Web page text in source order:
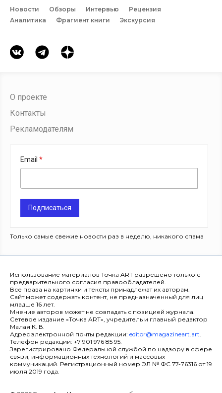
Новости Обзоры Интервью
Рецензия
Аналитика
Фрагмент книги Экскурсия
О проекте
Контакты
Рекламодателям
Email
Подписаться
Только самые свежие новости раз в неделю, никакого спама
Использование материалов Точка ART разрешено только с
предварительного согласия правообладателей.
Все права на картинки и тексты принадлежат их авторам.
Сайт может содержать контент, не предназначенный для лиц
младше 16 лет.
Мнение авторов может не совпадать с позицией журнала.
Сетевое издание «Точка ART», учредитель и главный редактор
Малая К. В.
Адрес электронной почты редакции: editor@magazineart.art.
Телефон редакции: +7 901 976 85 95.
Зарегистрировано Федеральной службой по надзору в сфере
связи, информационных технологий и массовых
коммуникаций. Регистрационный номер ЭЛ № ФС 77-76316 от 19
июля 2019 года.